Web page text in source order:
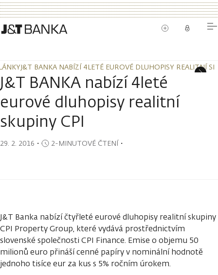
J&T BANKA NABÍZÍ 4LETÉ EUROVÉ DLUHOPISY REALITNÍ
J&T BANKA NABÍZÍ 4LETÉ EUROVÉ DLUHOPISY REALITNÍ
J&T BANKA nabízí 4leté
eurové dluhopisy realitní
skupiny CPI
29. 2. 2016 ・ 2-MINUTOVÉ ČTENÍ・
J&T Banka nabízí čtyřleté eurové dluhopisy realitní skupiny
CPI Property Group, které vydává prostřednictvím
slovenské společnosti CPI Finance. Emise o objemu 50
milionů euro přináší cenné papíry v nominální hodnotě
jednoho tisíce eur za kus s 5% ročním úrokem.